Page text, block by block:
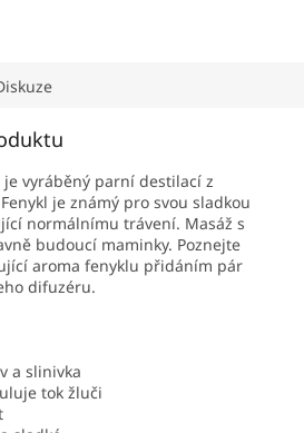
vyráběný parní destilací z
je známý pro svou sladkou
normálnímu trávení. Masáž s
budoucí maminky. Poznejte
aroma fenyklu přidáním pár
difuzéru.
a slinivka
tok žluči